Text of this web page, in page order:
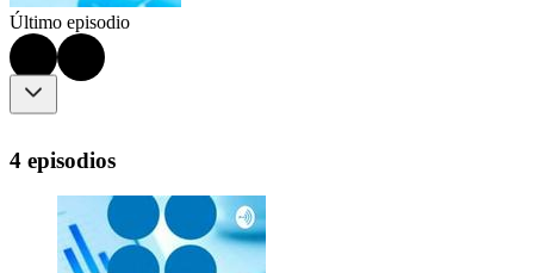
Último episodio
4 episodios